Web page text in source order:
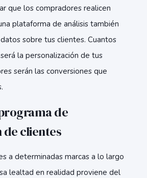
que los compradores realicen
plataforma de análisis también
sobre tus clientes. Cuantos
la personalización de tus
serán las conversiones que
de
clientes
a determinadas marcas a lo largo
lealtad en realidad proviene del